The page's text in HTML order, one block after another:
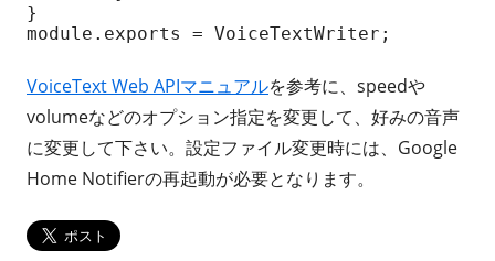
}
module.exports = VoiceTextWriter;
VoiceText Web APIマニュアルを参考に、speedや
volumeなどのオプション指定を変更して、好みの音声
に変更して下さい。設定ファイル変更時には、Google
Home Notifierの再起動が必要となります。